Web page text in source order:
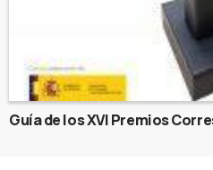
Guía de los XVI Premios